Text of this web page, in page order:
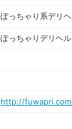
ぽっちゃり系デリ
ぽっちゃりデリヘル
http://